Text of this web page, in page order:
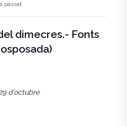
passat.
dimecres.- Fonts
d’octubre